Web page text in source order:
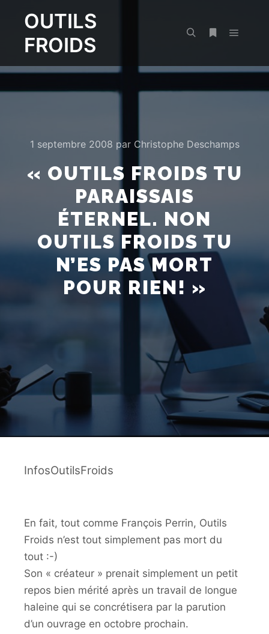
OUTILS
FROIDS
1 septembre 2008 par Christophe Deschamps
« OUTILS FROIDS TU
PARAISSAIS
ÉTERNEL. NON
OUTILS FROIDS TU
N’ES PAS MORT
POUR RIEN! »
InfosOutilsFroids
En fait, tout comme François Perrin, Outils
Froids n’est tout simplement pas mort du
tout :-)
Son « créateur » prenait simplement un petit
repos bien mérité après un travail de longue
haleine qui se concrétisera par la parution
d’un ouvrage en octobre prochain.